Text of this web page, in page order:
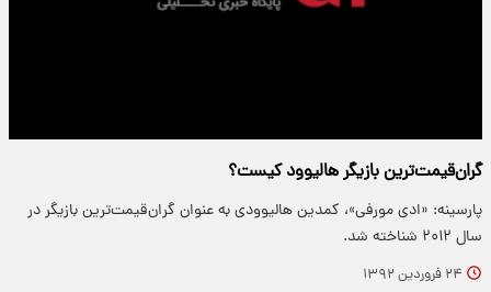
گران‌قیمت‌ترین بازیگر هالیوود کیست؟
پارسینه: «ادی مورفی»، کمدین هالیوودی به عنوان گران‌قیمت‌ترین بازیگر در
سال ۲۰۱۲ شناخته شد.
۲۴ فروردین ۱۳۹۲